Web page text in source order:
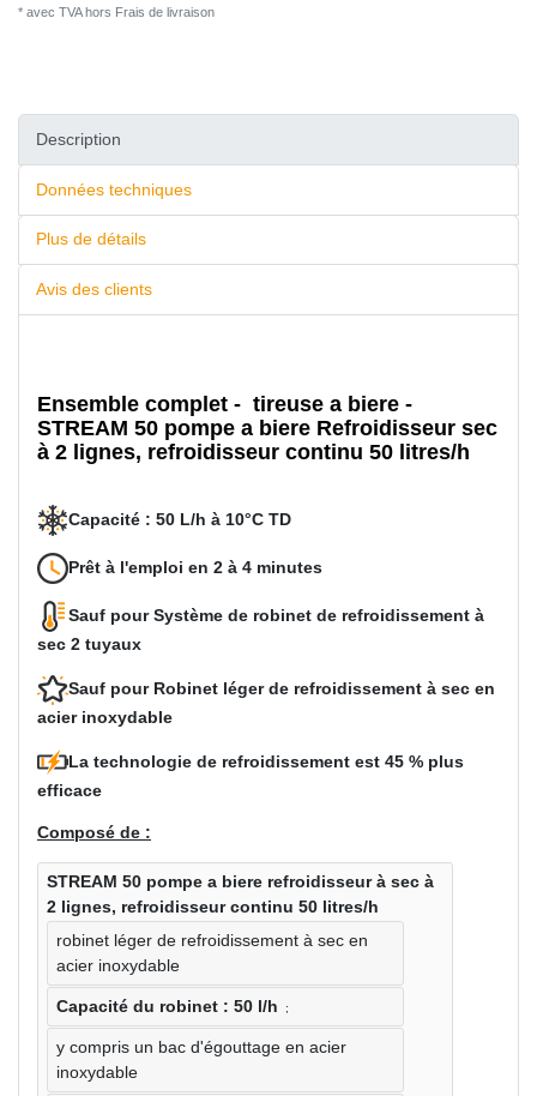
* avec TVA hors Frais de livraison
Description
Données techniques
Plus de détails
Avis des clients
Ensemble complet - tireuse a biere -
STREAM 50 pompe a biere Refroidisseur sec
à 2 lignes, refroidisseur continu 50 litres/h
Capacité : 50 L/h à 10°C TD
Prêt à l'emploi en 2 à 4 minutes
Sauf pourSystème de robinet de refroidissement à
sec 2 tuyaux
Sauf pour Robinet léger de refroidissement à sec en
acier inoxydable
La technologie de refroidissement est 45 % plus
efficace
Composé de :
STREAM 50 pompe a biere refroidisseur à sec à
2 lignes, refroidisseur continu 50 litres/h
robinet léger de refroidissement à sec en
acier inoxydable
Capacité du robinet : 50 l/h ;
y compris un bac d'égouttage en acier
inoxydable